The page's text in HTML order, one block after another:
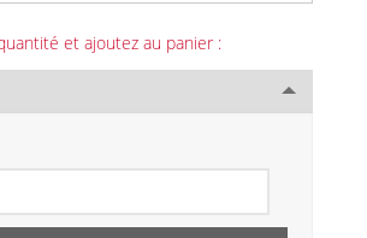
et ajoutez au panier :